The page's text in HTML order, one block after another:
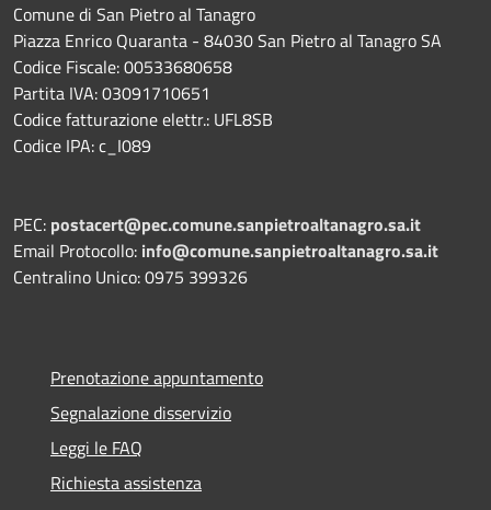
Comune di San Pietro al Tanagro
Piazza Enrico Quaranta - 84030 San Pietro al Tanagro SA
Codice Fiscale: 00533680658
Partita IVA: 03091710651
Codice fatturazione elettr.: UFL8SB
Codice IPA: c_I089
PEC: postacert@pec.comune.sanpietroaltanagro.sa.it
Email Protocollo: info@comune.sanpietroaltanagro.sa.it
Centralino Unico: 0975 399326
Prenotazione appuntamento
Segnalazione disservizio
Leggi le FAQ
Richiesta assistenza